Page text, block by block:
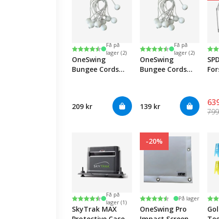
Karakter:
4.2 av 5 mulige
Få på
lager (2)
OneSwing
Bungee Cords
209 kr
Karakter:
4.2 av 5 mulige
Få på
lager (2)
OneSwing
Bungee Cords
139 kr
Karakter:
4.7 av 5 mulige
Få på
lager (1)
SkyTrak MAX
-20%
Karakter:
4.6 av 5 mulige
På lager
OneSwing Pro